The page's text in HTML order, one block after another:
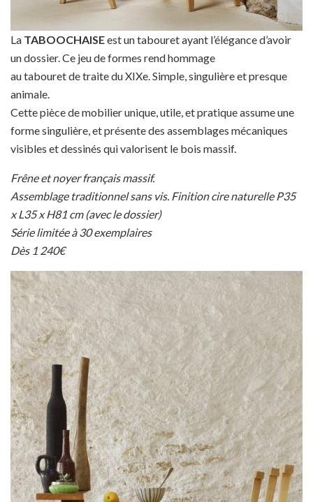
La TABOOCHAISEest un tabouret ayant l’élégance d’avoir
un dossier. Ce jeu de formes rend hommage
au tabouret de traite du XIXe. Simple, singulière et presque
animale.
Cette pièce de mobilier unique, utile, et pratique assume une
forme singulière, et présente des assemblages mécaniques
visibles et dessinés qui valorisent le bois massif.
Frêne et noyer français massif.
Assemblage traditionnel sans vis. Finition cire naturelle P35
x L35 x H81 cm (avec le dossier)
Série limitée à 30 exemplaires
Dès 1 240€